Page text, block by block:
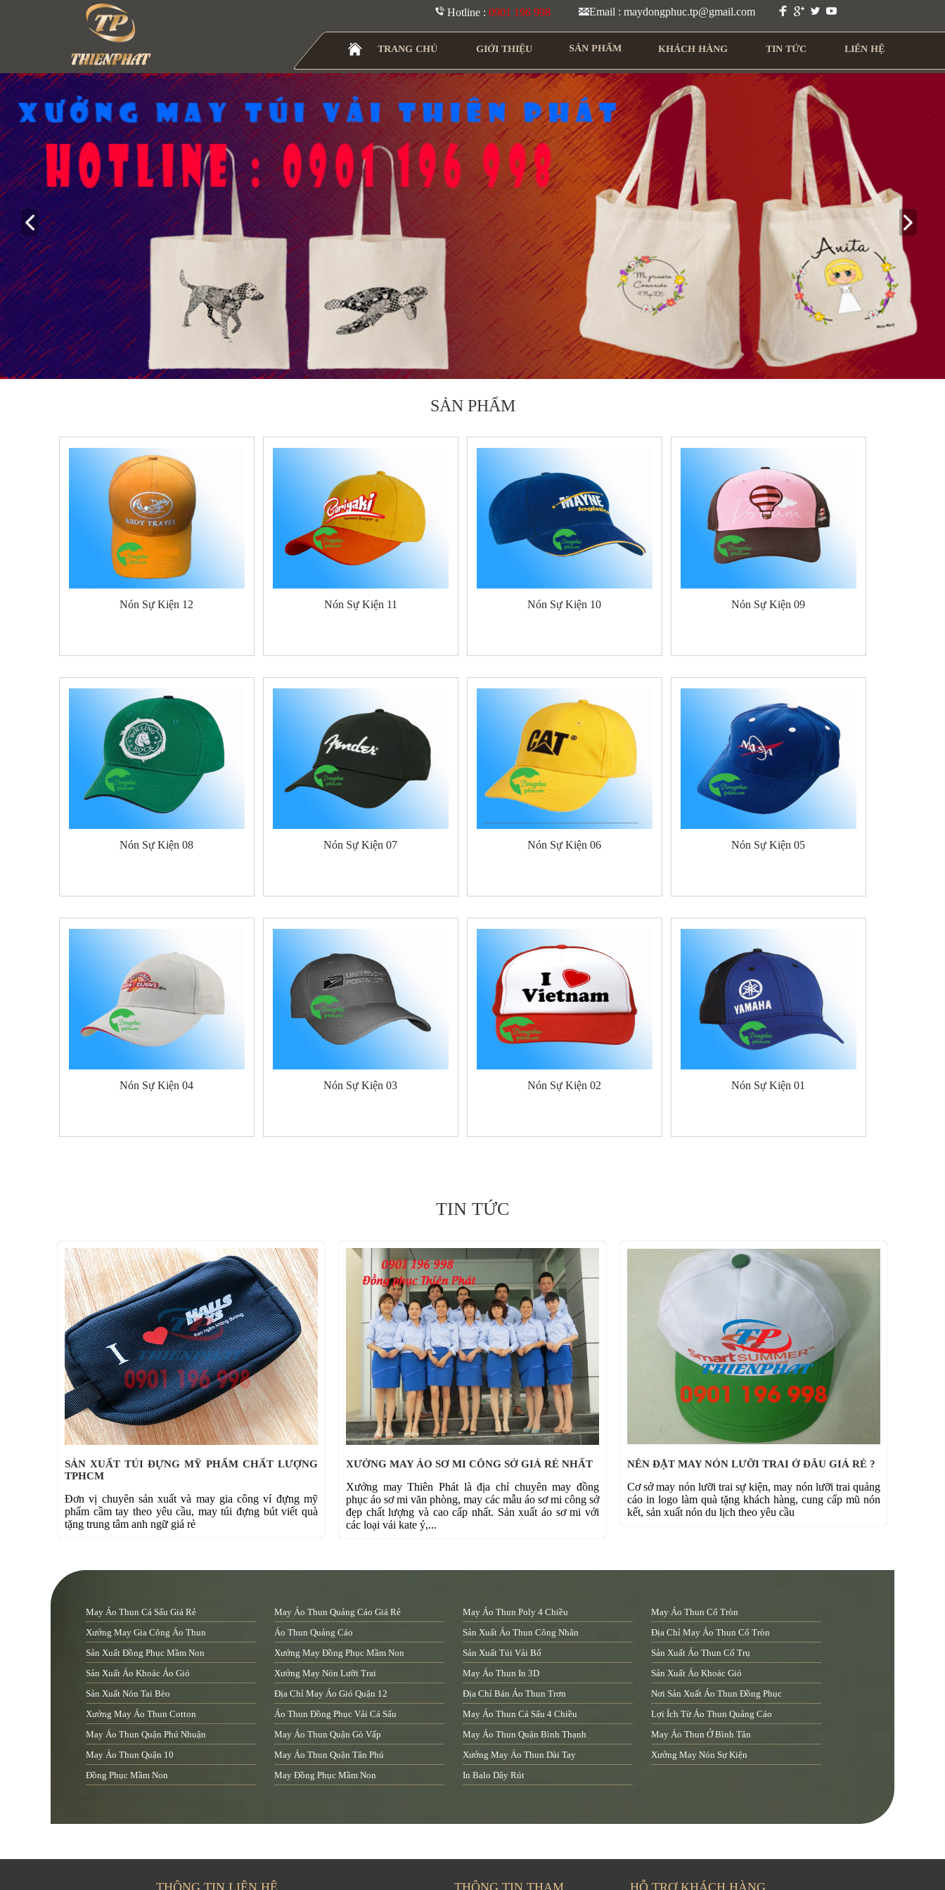
Email : maydongphuc.tp@gmail.com
Hotline : 0901 196 998
TRANG CHỦ GIỚI THIỆU SẢN PHẨM KHÁCH HÀNG TIN TỨC LIÊN HỆ
SẢN PHẨM
Nón Sự Kiện 12 Nón Sự Kiện 11 Nón Sự Kiện 10 Nón Sự Kiện 09
Nón Sự Kiện 08 Nón Sự Kiện 07 Nón Sự Kiện 06 Nón Sự Kiện 05
Nón Sự Kiện 04 Nón Sự Kiện 03 Nón Sự Kiện 02 Nón Sự Kiện 01
TIN TỨC
SẢN XUẤT TÚI ĐỰNG MỸ PHẨM CHẤT LƯỢNG
TPHCM
Đơn vị chuyên sản xuất và may gia công ví đựng mỹ
phẩm cầm tay theo yêu cầu, may túi đựng bút viết quà
tặng trung tâm anh ngữ giá rẻ
XƯỞNG MAY ÁO SƠ MI CÔNG SỞ GIÁ RẺ NHẤT
Xưởng may Thiên Phát là địa chỉ chuyên may đồng
phục áo sơ mi văn phòng, may các mẫu áo sơ mi công sở
đẹp chất lượng và cao cấp nhất. Sản xuất áo sơ mi với
các loại vải kate ý,...
NÊN ĐẶT MAY NÓN LƯỠI TRAI Ở ĐÂU GIÁ RẺ ?
Cơ sở may nón lưỡi trai sự kiện, may nón lưỡi trai quảng
cáo in logo làm quà tặng khách hàng, cung cấp mũ nón
kết, sản xuất nón du lịch theo yêu cầu
May Áo Thun Cá Sấu Giá Rẻ May Áo Thun Quảng Cáo Giá Rẻ May Áo Thun Poly 4 Chiều
May Áo Thun Cổ Tròn
Xưởng May Gia Công Áo Thun
Áo Thun Quảng Cáo Sản Xuất Áo Thun Công Nhân
Địa Chỉ May Áo Thun Cổ Tròn
Sản Xuất Đồng Phục Mầm Non
Xưởng May Đồng Phục Mầm Non Sản Xuất Túi Vải Bố
Sản Xuất Áo Thun Cổ Trụ
Sản Xuất Áo Khoác Áo Gió
Xưởng May Nón Lưỡi Trai May Áo Thun In 3D
Sản Xuất Áo Khoác Gió
Sản Xuất Nón Tai Bèo
Địa Chỉ May Áo Gió Quận 12 Địa Chỉ Bán Áo Thun Trơn
Nơi Sản Xuất Áo Thun Đồng Phục
Xưởng May Áo Thun Cotton
Áo Thun Đồng Phục Vải Cá Sấu May Áo Thun Cá Sấu 4 Chiều
Lợi Ích Từ Áo Thun Quảng Cáo
May Áo Thun Quận Phú Nhuận
May Áo Thun Quận Gò Vấp May Áo Thun Quận Bình Thạnh
May Áo Thun Ở Bình Tân
May Áo Thun Quận 10
May Áo Thun Quận Tân Phú Xưởng May Áo Thun Dài Tay
Xưởng May Nón Sự Kiện
Đồng Phục Mầm Non
May Đồng Phục Mầm Non In Balo Dây Rút
THÔNG TIN LIÊN HỆ THÔNG TIN THAM HỖ TRỢ KHÁCH HÀNG